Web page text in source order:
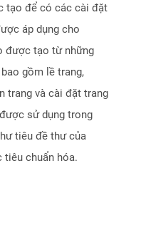
tạo để có các cài đặt
áp dụng cho
được tạo từ những
gồm lề trang,
trang và cài đặt trang
sử dụng trong
tiêu đề thư của
tiêu chuẩn hóa.